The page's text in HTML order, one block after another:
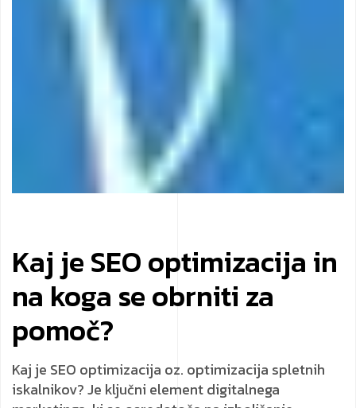
Kaj je SEO optimizacija in
na koga se obrniti za
pomoč?
Kaj je SEO optimizacija oz. optimizacija spletnih
iskalnikov? Je ključni element digitalnega